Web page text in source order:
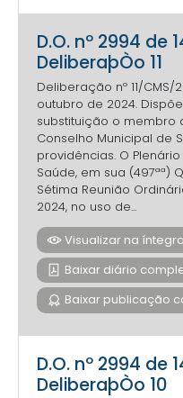
D.O. nº 2994 de
DeliberaþÒo 11
Deliberação nº 11/CMS/
outubro de 2024.
substituição o membro
Conselho Municipal de
providências. O
Saúde, em sua (497ªª)
Sétima Reunião
2024, no uso de...
Visualizar na íntegra
Baixar diário
Baixar publicação
D.O. nº 2994 de
DeliberaþÒo 10